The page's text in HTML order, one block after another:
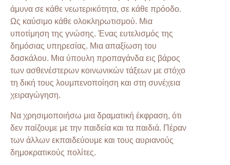
άμυνα σε κάθε νεωτερικότητα, σε κάθε πρόοδο.
Ως καύσιμο κάθε ολοκληρωτισμού. Μια
υποτίμηση της γνώσης. Ένας ευτελισμός της
δημόσιας υπηρεσίας. Μια απαξίωση του
δασκάλου. Μια ύπουλη προπαγάνδα εις βάρος
των ασθενέστερων κοινωνικών τάξεων με στόχο
τη δική τους λουμπενοποίηση και στη συνέχεια
χειραγώγηση.
Να χρησιμοποιήσω μια δραματική έκφραση, ότι
δεν παίζουμε με την παιδεία και τα παιδιά. Πέραν
των άλλων εκπαιδεύουμε και τους αυριανούς
δημοκρατικούς πολίτες.